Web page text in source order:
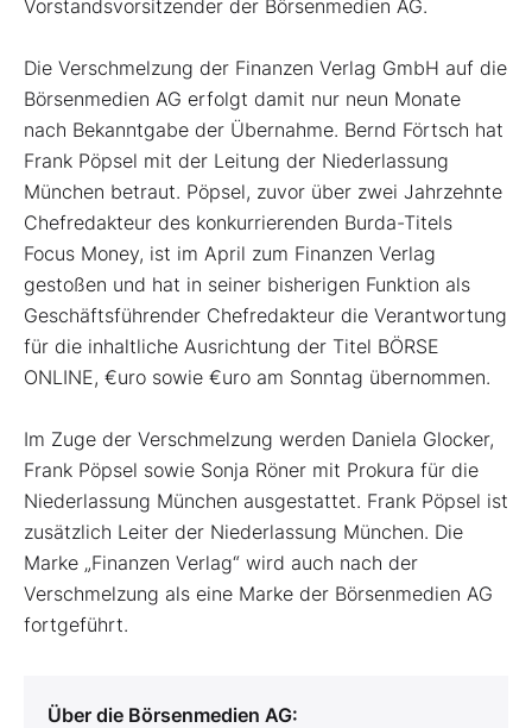
Vorstandsvorsitzender der Börsenmedien AG.
Die Verschmelzung der Finanzen Verlag GmbH auf die
Börsenmedien AG erfolgt damit nur neun Monate
nach Bekanntgabe der Übernahme. Bernd Förtsch hat
Frank Pöpsel mit der Leitung der Niederlassung
München betraut. Pöpsel, zuvor über zwei Jahrzehnte
Chefredakteur des konkurrierenden Burda-Titels
Focus Money, ist im April zum Finanzen Verlag
gestoßen und hat in seiner bisherigen Funktion als
Geschäftsführender Chefredakteur die Verantwortung
für die inhaltliche Ausrichtung der Titel BÖRSE
ONLINE, €uro sowie €uro am Sonntag übernommen.
Im Zuge der Verschmelzung werden Daniela Glocker,
Frank Pöpsel sowie Sonja Röner mit Prokura für die
Niederlassung München ausgestattet. Frank Pöpsel ist
zusätzlich Leiter der Niederlassung München. Die
Marke „Finanzen Verlag“ wird auch nach der
Verschmelzung als eine Marke der Börsenmedien AG
fortgeführt.
Über die Börsenmedien AG: